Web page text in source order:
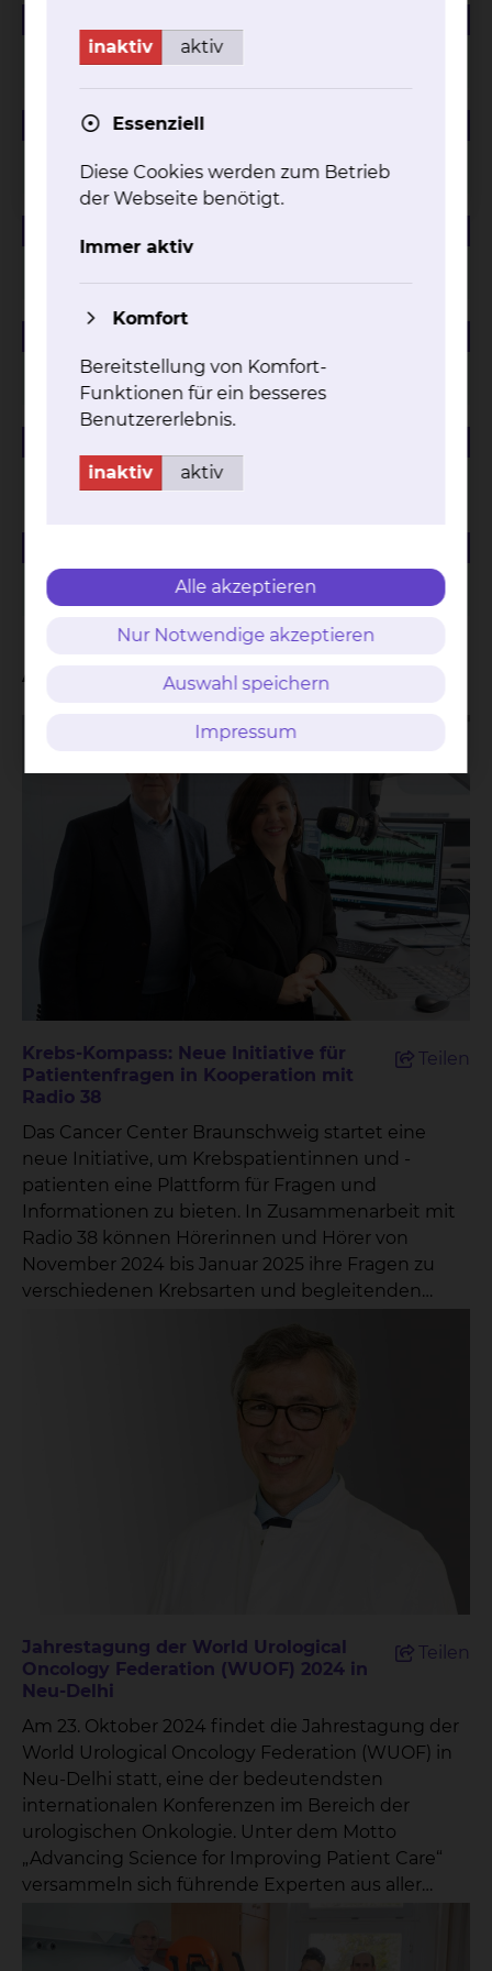
Managementbewertung 2024
Managementbewertung 2023
Managementbewertung 2021
Managementbewertung 2020
Managementbewertung 2019
Aktuelles
Krebs-Kompass: Neue Initiative für
Patientenfragen in Kooperation mit
Radio 38
Teilen
Das Cancer Center Braunschweig startet eine
neue Initiative, um Krebspatientinnen und -
patienten eine Plattform für Fragen und
Informationen zu bieten. In Zusammenarbeit mit
Radio 38 können Hörerinnen und Hörer von
November 2024 bis Januar 2025 ihre Fragen zu
verschiedenen Krebsarten und begleitenden
alle Interessierten ein, ihre Fragen in den
folgenden Kategorien einzureichen: Krebs im
Krebs im Verdauungstrakt Brustkrebs Prostata-
und Blasenkrebs Bewegung und Ernährung
während einer Krebserkrankung Die
Fachexperten Antworten und hilfreiche
Informationen zu erhalten. Prof. Dr. Wolfgang
Hoffmann, Sprecher des Cancer Centers
Braunschweig, betont die Bedeutung dieser
Initiative: „Mit dem ‚Krebs-Kompass‘ schaffen wir
eine wertvolle Brücke zwischen Patienten und
Experten. Es ist uns wichtig, dass die Menschen
die Informationen und Unterstützung erhalten,
die sie benötigen, um ihre Erkrankung besser zu
verstehen und aktiv mitgestalten zu können.“ Das
interdisziplinäres Zentrum, das alle onkologisch
Jahrestagung der World Urological
Oncology Federation (WUOF) 2024 in
Neu-Delhi
Teilen
Am 23. Oktober 2024 findet die Jahrestagung der
World Urological Oncology Federation (WUOF) in
Neu-Delhi statt, eine der bedeutendsten
internationalen Konferenzen im Bereich der
urologischen Onkologie. Unter dem Motto
„Advancing Science for Improving Patient Care“
versammeln sich führende Experten aus aller
Behandlungsmöglichkeiten in der Urologie zu
inaktiv aktiv
Essenziell
Diese Cookies werden zum Betrieb
der Webseite benötigt.
Immer aktiv
Komfort
Bereitstellung von Komfort-
Funktionen für ein besseres
Benutzererlebnis.
inaktiv aktiv
Alle akzeptieren
Nur Notwendige akzeptieren
Auswahl speichern
Impressum